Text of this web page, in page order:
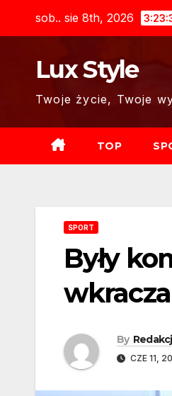
sob.. sie 8th, 2026
Lux Style
Twoje życie, Twoje
TOP
SPORT
Były
By
CZE 11,